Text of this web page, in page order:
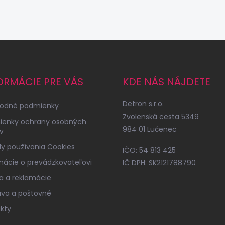
PRE VÁS
podmienky
ochrany osobných
používania Cookies
o prevádzkovateľovi
a reklamácie
a poštovné
KDE NÁS NÁJDETE
Detron s.r.o.
Zvolenská cesta 5349
984 01 Lučenec
IČO: 54 813 425
IČ DPH: SK2121788790